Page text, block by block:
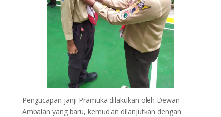
Pengucapan janji Pramuka dilakukan oleh Dewan
Ambalan yang baru, kemudian dilanjutkan dengan